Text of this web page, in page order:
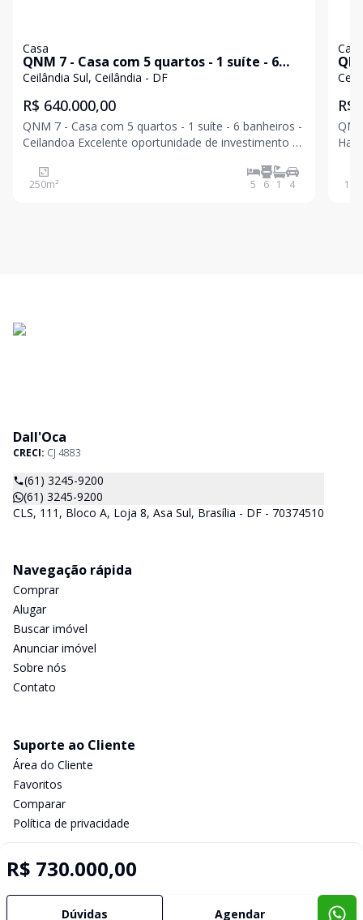
Casa
QNM 7 - Casa com 5 quartos - 1 suíte - 6
banheiros - Ceilândia
Ceilândia Sul, Ceilândia - DF
R$ 640.000,00
QNM 7 - Casa com 5 quartos - 1 suíte - 6 banheiros -
Ceilandoa Excelente oportunidade de investimento e
250m² com destinação comercial, localizado em
ponto estratégico e de grande visibilidade, ideal
250m² 5 6 1 4
Casa
R$
142
R$ 730.000,00
Dúvidas Agendar
Dall'Oca
CRECI: CJ 4883
(61) 3245-9200
(61) 3245-9200
CLS, 111, Bloco A, Loja 8, Asa Sul, Brasília - DF - 70374510
Navegação rápida
Comprar
Alugar
Buscar imóvel
Anunciar imóvel
Sobre nós
Contato
Suporte ao Cliente
Área do Cliente
Favoritos
Comparar
Política de privacidade
Selo de Tecnologia Loft